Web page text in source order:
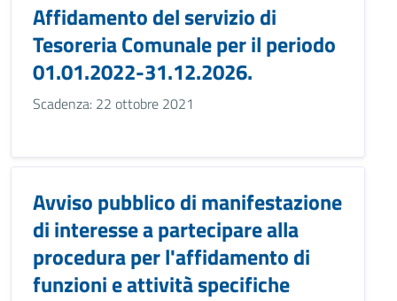
Affidamento del servizio di
Tesoreria Comunale per il periodo
01.01.2022-31.12.2026.
Scadenza: 22 ottobre 2021
Avviso pubblico di manifestazione
di interesse a partecipare alla
procedura per l'affidamento di
funzioni e attività specifiche